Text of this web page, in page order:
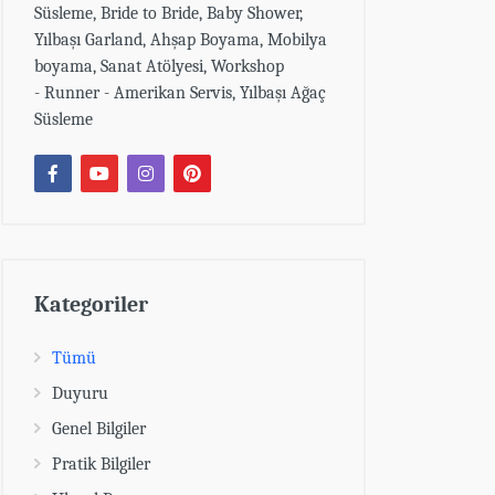
Süsleme, Bride to Bride, Baby Shower,
Yılbaşı Garland, Ahşap Boyama, Mobilya
boyama, Sanat Atölyesi, Workshop
- Runner - Amerikan Servis, Yılbaşı Ağaç
Süsleme
Kategoriler
Tümü
Duyuru
Genel Bilgiler
Pratik Bilgiler